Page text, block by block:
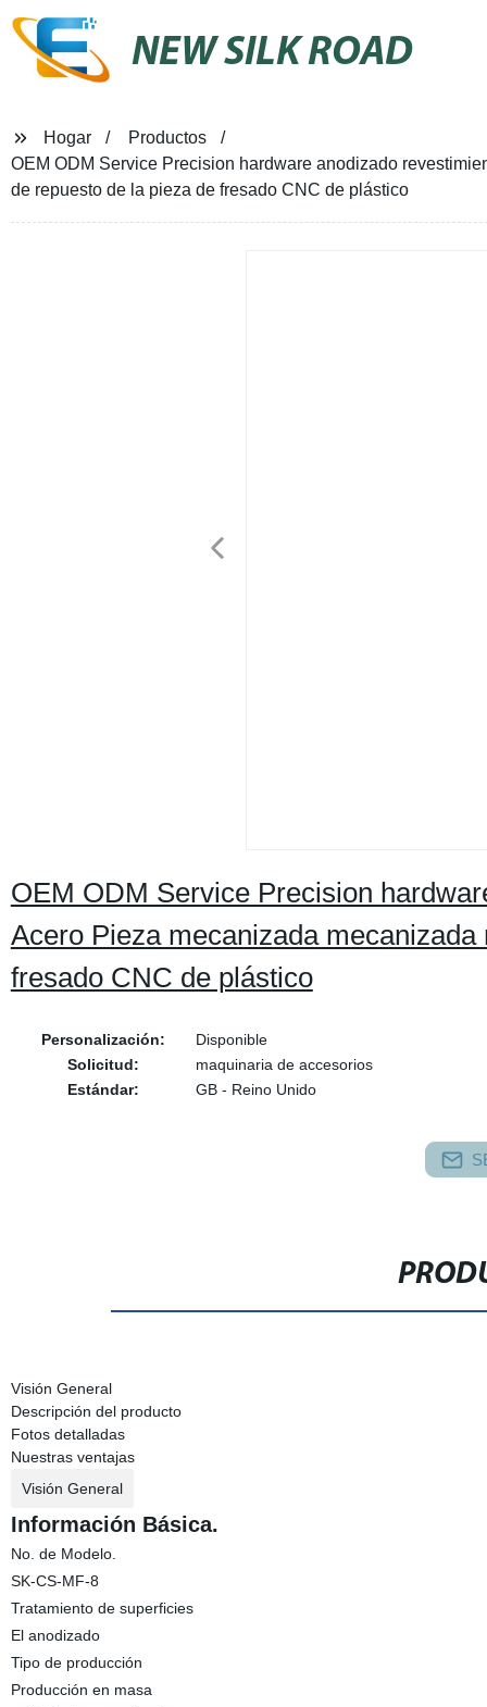
NEW SILK ROAD
Hogar
Productos
OEM ODM Service Precision hardware anodizado
de repuesto de la pieza de fresado CNC de plástico
OEM ODM Service Precision
Acero Pieza mecanizada
fresado CNC de plástico
Personalización:
Disponible
Solicitud:
maquinaria de accesorios
Estándar:
GB - Reino Unido
Visión General
Descripción del producto
Fotos detalladas
Nuestras ventajas
Visión General
Información Básica.
No. de Modelo.
SK-CS-MF-8
Tratamiento de superficies
El anodizado
Tipo de producción
Producción en masa